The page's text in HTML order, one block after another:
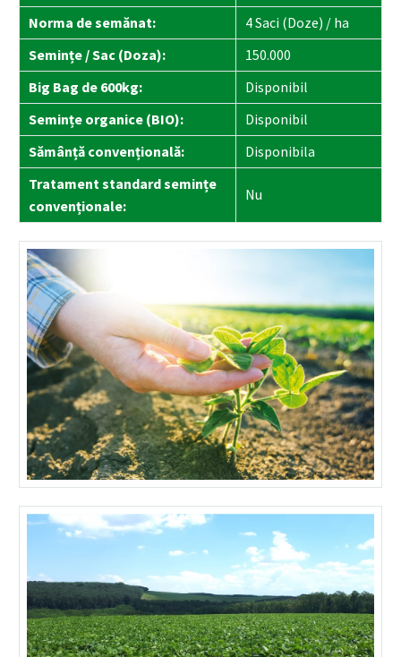
Norma de semănat:
4 Saci (Doze) / ha
Semințe / Sac (Doza):
150.000
Big Bag de 600kg:
Disponibil
Semințe organice (BIO):
Disponibil
Sămânță convențională:
Disponibila
Tratament standard semințe
convenționale:
Nu